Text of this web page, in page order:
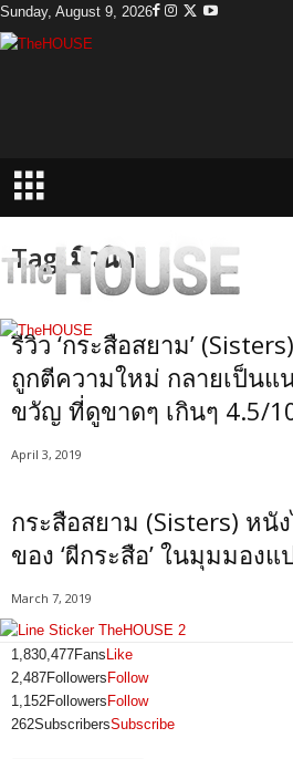
Sunday, August 9, 2026
Tag: มิวนิค
รีวิว ‘กระสือสยาม’
ถูกตีความใหม่ กลายเป็นแ
ขวัญ ที่ดูขาดๆ เกินๆ 4.5/
April 3, 2019
กระสือสยาม (Sisters) หนัง
ของ ‘ผีกระสือ’ ในมุมมอง
March 7, 2019
1,830,477Fans Like
2,487Followers Follow
1,152Followers Follow
262SubscribersSubscribe